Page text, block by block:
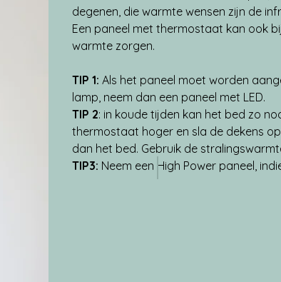
degenen, die warmte wensen zijn de
Een paneel met thermostaat kan ook
warmte zorgen.
TIP 1: Als het paneel moet worden
lamp, neem dan een paneel met LED.
TIP 2: in koude tijden kan het bed zo
thermostaat hoger en sla de dekens
dan het bed. Gebruik de
TIP3: Neem een High Power paneel,